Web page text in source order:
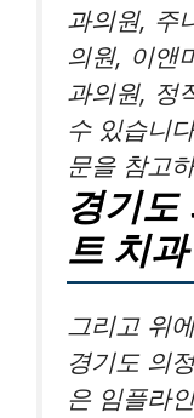
과의원, 주
의원, 이앤
과의원, 정
수 있습니
문을 참고
경기도
트 치
그리고 위
경기도 의
은 임플라